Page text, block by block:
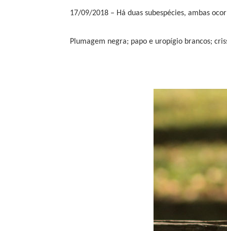
17/09/2018 – Há duas subespécies, ambas
Plumagem negra; papo e uropígio brancos;